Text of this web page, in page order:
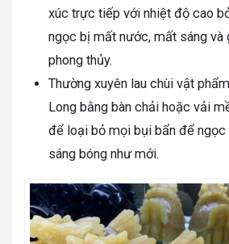
xúc trực tiếp với nhiệt độ cao
ngọc bị mất nước, mất sáng và
phong thủy.
Thường xuyên lau chùi vật
Long bằng bàn chải hoặc vải
để loại bỏ mọi bụi bẩn để ngọc
sáng bóng như mới.